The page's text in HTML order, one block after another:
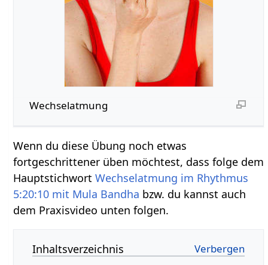
Wechselatmung
Wenn du diese Übung noch etwas
fortgeschrittener üben möchtest, dass folge dem
HauptstichwortWechselatmung im Rhythmus
5:20:10 mit Mula Bandha bzw. du kannst auch
dem Praxisvideo unten folgen.
Inhaltsverzeichnis